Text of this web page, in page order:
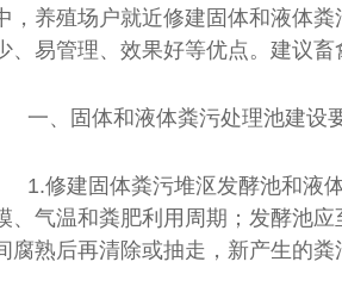
，养殖场户就近修建固体和液体
、易管理、效果好等优点。建议
一、固体和液体粪污处理池建设
1.修建固体粪污堆沤发酵池和液
、气温和粪肥利用周期；发酵池
腐熟后再清除或抽走，新产生的